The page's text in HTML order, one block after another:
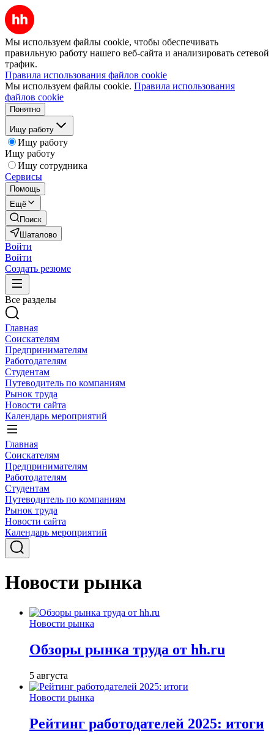
Мы используем файлы cookie, чтобы обеспечивать
правильную работу нашего веб-сайта и анализировать сетевой
трафик.
Правила использования файлов cookie
Мы используем файлы cookie. Правила использования
файлов cookie
Понятно
Ищу работу
Ищу работу
Ищу работу
Ищу сотрудника
Сервисы
Помощь
Ещё
Поиск
Шаталово
Войти
Войти
Создать резюме
Все разделы
Главная
Соискателям
Предпринимателям
Работодателям
Студентам
Путеводитель по компаниям
Рынок труда
Новости сайта
Календарь мероприятий
Главная
Соискателям
Предпринимателям
Работодателям
Студентам
Путеводитель по компаниям
Рынок труда
Новости сайта
Календарь мероприятий
Новости рынка
Новости рынка
Обзоры рынка труда от hh.ru
5 августа
Новости рынка
Рейтинг работодателей 2025: итоги